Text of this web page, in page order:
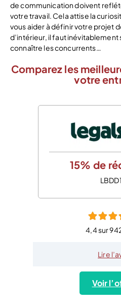
de communication doivent
votre travail. Cela attise la
vous aider à définir votre projet
d’intérieur, il faut inévitablement
connaître les concurrents…
Comparez les
votre
15% de
4,4 sur
Lire
Voir